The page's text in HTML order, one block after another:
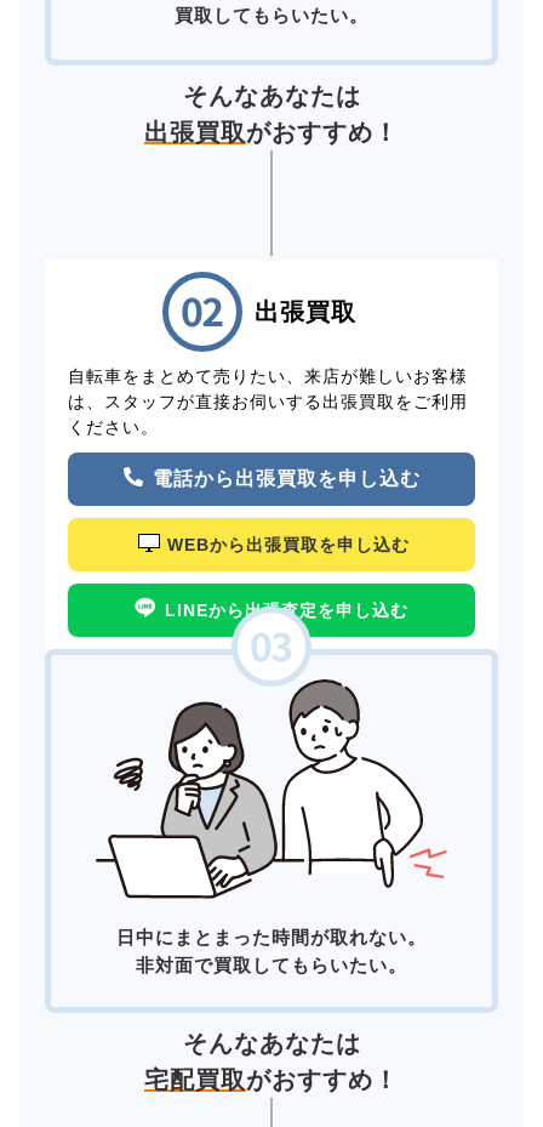
買取してもらいたい。
そんなあなたは
出張買取がおすすめ！
出張買取
自転車をまとめて売りたい、来店が難しいお客様
は、スタッフが直接お伺いする出張買取をご利用
ください。
電話から出張買取を申し込む
WEBから出張買取を申し込む
LINEから出張査定を申し込む
日中にまとまった時間が取れない。
非対面で買取してもらいたい。
そんなあなたは
宅配買取がおすすめ！